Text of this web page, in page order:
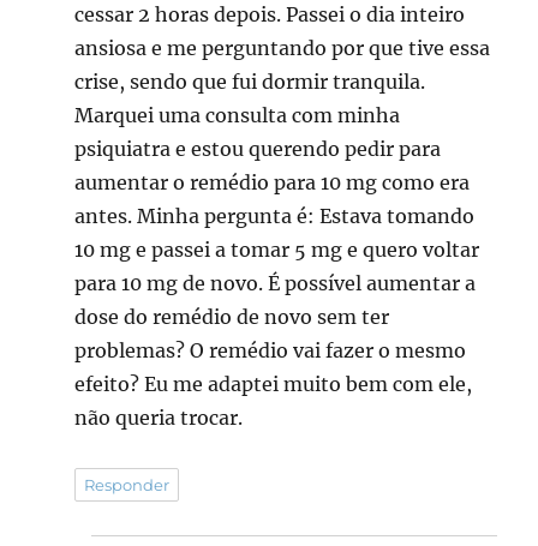
cessar 2 horas depois. Passei o dia inteiro
ansiosa e me perguntando por que tive essa
crise, sendo que fui dormir tranquila.
Marquei uma consulta com minha
psiquiatra e estou querendo pedir para
aumentar o remédio para 10 mg como era
antes. Minha pergunta é: Estava tomando
10 mg e passei a tomar 5 mg e quero voltar
para 10 mg de novo. É possível aumentar a
dose do remédio de novo sem ter
problemas? O remédio vai fazer o mesmo
efeito? Eu me adaptei muito bem com ele,
não queria trocar.
Responder